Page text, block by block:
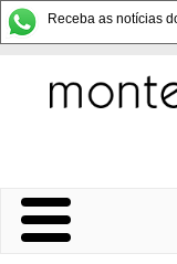
Receba as notícias